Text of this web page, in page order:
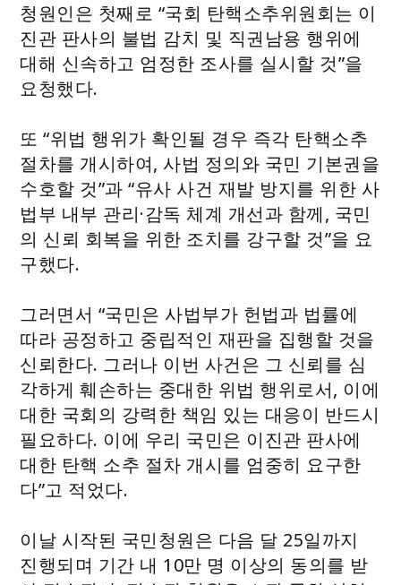
청원인은 첫째로 “국회 탄핵소추위원회는 이
진관 판사의 불법 감치 및 직권남용 행위에
대해 신속하고 엄정한 조사를 실시할 것”을
요청했다.
또 “위법 행위가 확인될 경우 즉각 탄핵소추
절차를 개시하여, 사법 정의와 국민 기본권을
수호할 것”과 “유사 사건 재발 방지를 위한 사
법부 내부 관리·감독 체계 개선과 함께, 국민
의 신뢰 회복을 위한 조치를 강구할 것”을 요
구했다.
그러면서 “국민은 사법부가 헌법과 법률에
따라 공정하고 중립적인 재판을 집행할 것을
신뢰한다. 그러나 이번 사건은 그 신뢰를 심
각하게 훼손하는 중대한 위법 행위로서, 이에
대한 국회의 강력한 책임 있는 대응이 반드시
필요하다. 이에 우리 국민은 이진관 판사에
대한 탄핵 소추 절차 개시를 엄중히 요구한
다”고 적었다.
이날 시작된 국민청원은 다음 달 25일까지
진행되며 기간 내 10만 명 이상의 동의를 받